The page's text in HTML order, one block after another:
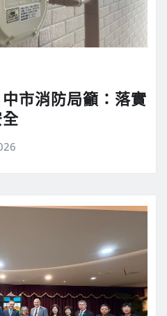
市消防局籲：落實